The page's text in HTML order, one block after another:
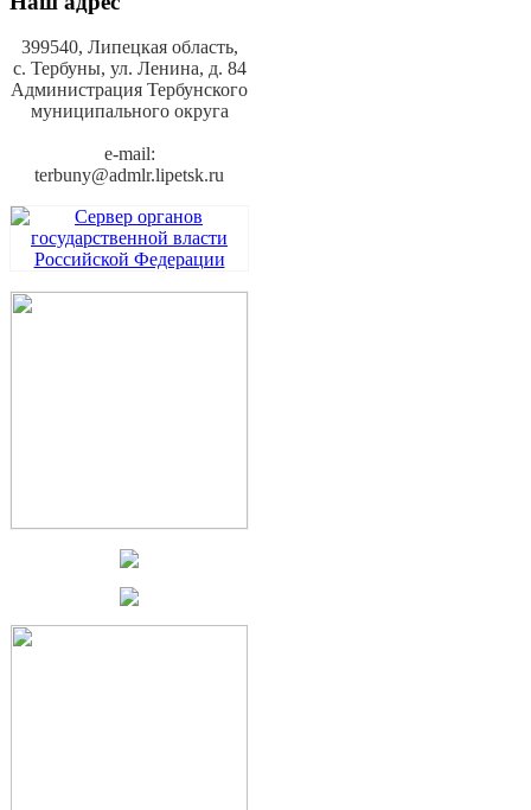
399540, Липецкая область,
с. Тербуны, ул. Ленина, д. 84
Администрация Тербунского
муниципального округа
e-mail:
terbuny@admlr.lipetsk.ru